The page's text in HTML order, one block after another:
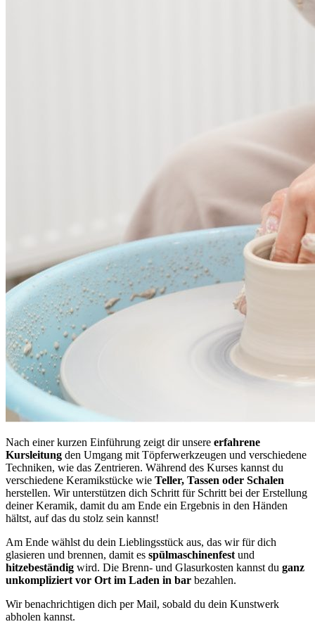
Nach einer kurzen Einführung zeigt dir unsere erfahrene
Kursleitung den Umgang mit Töpferwerkzeugen und verschiedene
Techniken, wie das Zentrieren. Während des Kurses kannst du
verschiedene Keramikstücke wie Teller, Tassen oder Schalen
herstellen. Wir unterstützen dich Schritt für Schritt bei der Erstellung
deiner Keramik, damit du am Ende ein Ergebnis in den Händen
hältst, auf das du stolz sein kannst!
Am Ende wählst du dein Lieblingsstück aus, das wir für dich
glasieren und brennen, damit es spülmaschinenfest und
hitzebeständig wird. Die Brenn- und Glasurkosten kannst du ganz
unkompliziert vor Ort im Laden in bar bezahlen.
Wir benachrichtigen dich per Mail, sobald du dein Kunstwerk
abholen kannst.